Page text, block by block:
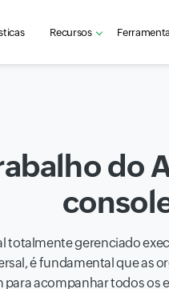
Recursos
do
gerenciado
é fundamental que as
acompanhar todos